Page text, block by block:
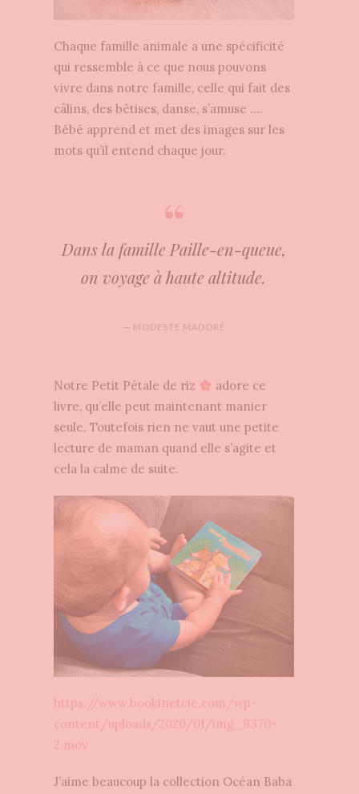
Chaque famille animale a une spécificité
qui ressemble à ce que nous pouvons
vivre dans notre famille, celle qui fait des
câlins, des bêtises, danse, s’amuse ….
Bébé apprend et met des images sur les
mots qu’il entend chaque jour.
Dans la famille Paille-en-queue,
on voyage à haute altitude.
— MODESTE MADORÉ
Notre Petit Pétale de riz
adore ce
livre, qu’elle peut maintenant manier
seule. Toutefois rien ne vaut une petite
lecture de maman quand elle s’agite et
cela la calme de suite.
https://www.bookinetcie.com/wp-
content/uploads/2020/01/img_9370-
2.mov
J’aime beaucoup la collection Océan Baba